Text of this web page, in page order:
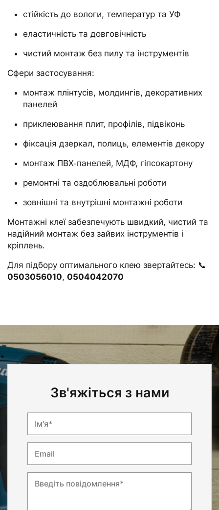
стійкість до вологи, температур та УФ
еластичність та довговічність
чистий монтаж без пилу та інструментів
Сфери застосування:
монтаж плінтусів, молдингів, декоративних
панелей
приклеювання плит, профілів, підвіконь
фіксація дзеркал, полиць, елементів декору
монтаж ПВХ‑панелей, МДФ, гіпсокартону
ремонтні та оздоблювальні роботи
зовнішні та внутрішні монтажні роботи
Монтажні клеї забезпечують швидкий, чистий та
надійний монтаж без зайвих інструментів і
кріплень.
Для підбору оптимального клею звертайтесь: 📞
0503056010, 0504042070
Зв'яжіться з нами
Ім'я*
Email
Введіть повідомлення*